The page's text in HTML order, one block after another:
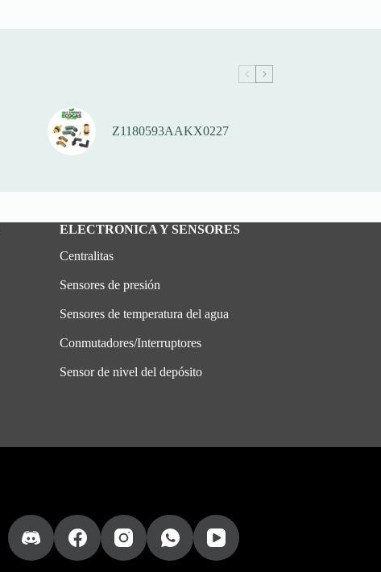
Z1180593AAKX0227
ELECTRONICA Y SENSORES
Centralitas
Sensores de presión
Sensores de temperatura del agua
Conmutadores/Interruptores
Sensor de nivel del depósito